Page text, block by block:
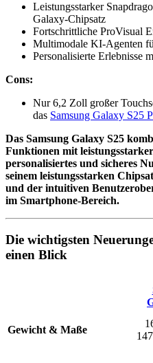
Leistungsstarker
Galaxy-Chipsatz
Fortschrittliche ProVisual
Multimodale KI-Agenten
Personalisierte Erlebnisse
Cons:
Nur 6,2 Zoll großer
das Samsung Galaxy S25
Das Samsung Galaxy S25
Funktionen mit
personalisiertes und sicheres
seinem leistungsstarken
und der intuitiven
im Smartphone-Bereich.
Die wichtigsten
einen Blick
Gewicht & Maße